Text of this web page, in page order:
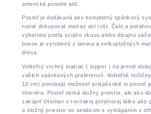
americké postele atď.
Posteľ je dodávaná ako kompletný spánkový
nutné dokupovať matrac ani rošt. Čelo a
vyberiete podľa svojho vkusu alebo dizajnu
boxov je vyrobený z lamina a veľkoplošných
dreva.
Voliteľný vrchný matrac ( topper ) na jemné
vašich spánkových preferencií. Voliteľné
10 cm) ponúkajú možnosť prispôsobiť si posteľ
interiéru. Posteľ nemá úložný priestor, ale ako
zakúpiť Otoman v rovnakej poťahovej látke ako
o úložný priestor so sedákom s vyklápaním z